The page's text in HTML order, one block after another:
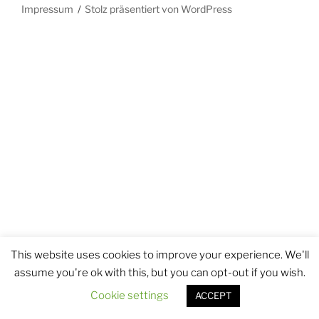
Impressum Stolz präsentiert von WordPress
This website uses cookies to improve your experience. We'll
assume you're ok with this, but you can opt-out if you wish.
Cookie settings
ACCEPT